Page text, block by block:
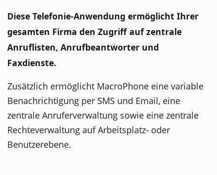
Diese Telefonie-Anwendung ermöglicht Ihrer
gesamten Firma den Zugriff auf zentrale
Anruflisten, Anrufbeantworter und
Faxdienste.
Zusätzlich ermöglicht MacroPhone eine variable
Benachrichtigung per SMS und Email, eine
zentrale Anruferverwaltung sowie eine zentrale
Rechteverwaltung auf Arbeitsplatz- oder
Benutzerebene.